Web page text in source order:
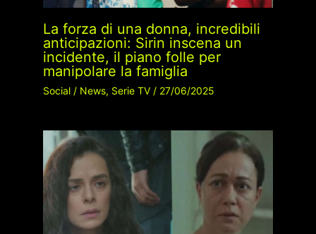
La forza di una donna, incredibili
anticipazioni: Sirin inscena un
incidente, il piano folle per
manipolare la famiglia
Social/ News, Serie TV/ 27/06/2025